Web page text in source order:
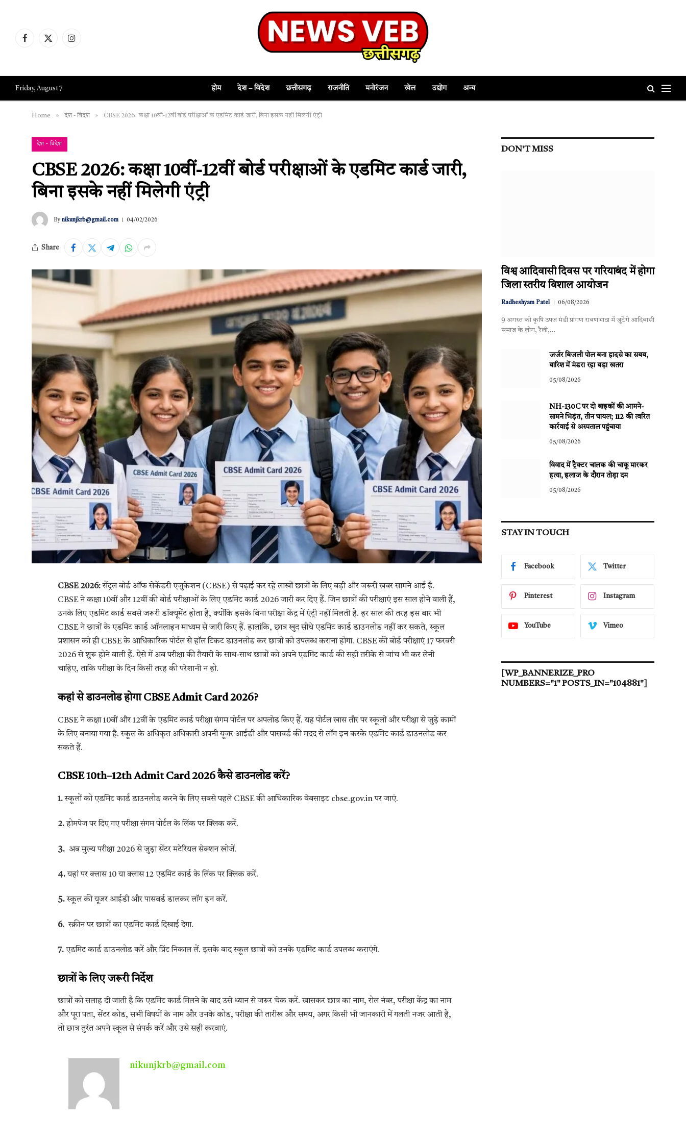
Facebook
X
Instagram
Friday, August 7 होम देश – विदेश छत्तीसगढ़ राजनीति मनोरंजन खेल उद्योग अन्य
Home » देश - विदेश » CBSE 2026: कक्षा 10वीं-12वीं बोर्ड परीक्षाओं के एडमिट कार्ड जारी, बिना इसके नहीं मिलेगी एंट्री
देश - विदेश
CBSE 2026: कक्षा 10वीं-12वीं बोर्ड परीक्षाओं के एडमिट कार्ड जारी,
बिना इसके नहीं मिलेगी एंट्री
By nikunjkrb@gmail.com 04/02/2026
Share
CBSE 2026:सेंट्रल बोर्ड ऑफ सेकेंडरी एजुकेशन (CBSE) से पढ़ाई कर रहे लाखों छात्रों के लिए बड़ी और जरूरी खबर सामने आई है.
CBSE ने कक्षा 10वीं और 12वीं की बोर्ड परीक्षाओं के लिए एडमिट कार्ड 2026 जारी कर दिए हैं. जिन छात्रों की परीक्षाएं इस साल होने वाली हैं,
उनके लिए एडमिट कार्ड सबसे जरूरी डॉक्यूमेंट होता है, क्योंकि इसके बिना परीक्षा केंद्र में एंट्री नहीं मिलती है. हर साल की तरह इस बार भी
CBSE ने छात्रों के एडमिट कार्ड ऑनलाइन माध्यम से जारी किए हैं. हालांकि, छात्र खुद सीधे एडमिट कार्ड डाउनलोड नहीं कर सकते, स्कूल
प्रशासन को ही CBSE के आधिकारिक पोर्टल से हॉल टिकट डाउनलोड कर छात्रों को उपलब्ध कराना होगा. CBSE की बोर्ड परीक्षाएं 17 फरवरी
2026 से शुरू होने वाली हैं. ऐसे में अब परीक्षा की तैयारी के साथ-साथ छात्रों को अपने एडमिट कार्ड की सही तरीके से जांच भी कर लेनी
चाहिए, ताकि परीक्षा के दिन किसी तरह की परेशानी न हो.
कहां से डाउनलोड होगा CBSE Admit Card 2026?
CBSE ने कक्षा 10वीं और 12वीं के एडमिट कार्ड परीक्षा संगम पोर्टल पर अपलोड किए हैं. यह पोर्टल खास तौर पर स्कूलों और परीक्षा से जुड़े कामों
के लिए बनाया गया है. स्कूल के अधिकृत अधिकारी अपनी यूजर आईडी और पासवर्ड की मदद से लॉग इन करके एडमिट कार्ड डाउनलोड कर
सकते हैं.
CBSE 10th–12th Admit Card 2026 कैसे डाउनलोड करें?
1.स्कूलों को एडमिट कार्ड डाउनलोड करने के लिए सबसे पहले CBSE की आधिकारिक वेबसाइट cbse.gov.in पर जाएं.
2.होमपेज पर दिए गए परीक्षा संगम पोर्टल के लिंक पर क्लिक करें.
3.अब मुख्य परीक्षा 2026 से जुड़ा सेंटर मटेरियल सेक्शन खोजें.
4.यहां पर क्लास 10 या क्लास 12 एडमिट कार्ड के लिंक पर क्लिक करें.
5.स्कूल की यूजर आईडी और पासवर्ड डालकर लॉग इन करें.
6.स्क्रीन पर छात्रों का एडमिट कार्ड दिखाई देगा.
7.एडमिट कार्ड डाउनलोड करें और प्रिंट निकाल लें. इसके बाद स्कूल छात्रों को उनके एडमिट कार्ड उपलब्ध कराएंगे.
छात्रों के लिए जरूरी निर्देश
छात्रों को सलाह दी जाती है कि एडमिट कार्ड मिलने के बाद उसे ध्यान से जरूर चेक करें. खासकर छात्र का नाम, रोल नंबर, परीक्षा केंद्र का नाम
और पूरा पता, सेंटर कोड, सभी विषयों के नाम और उनके कोड, परीक्षा की तारीख और समय, अगर किसी भी जानकारी में गलती नजर आती है,
तो छात्र तुरंत अपने स्कूल से संपर्क करें और उसे सही करवाएं.
nikunjkrb@gmail.com
DON'T MISS
विश्व आदिवासी दिवस पर गरियाबंद में होगा
जिला स्तरीय विशाल आयोजन
Radheshyam Patel 06/08/2026
9 अगस्त को कृषि उपज मंडी प्रांगण रावणभाठा में जुटेंगे आदिवासी
समाज के लोग, रैली,…
जर्जर बिजली पोल बना हादसे का सबब,
बारिश में मंडरा रहा बड़ा खतरा
05/08/2026
NH-130C पर दो बाइकों की आमने-
सामने भिड़ंत, तीन घायल; 112 की त्वरित
कार्रवाई से अस्पताल पहुंचाया
05/08/2026
विवाद में ट्रैक्टर चालक की चाकू मारकर
हत्या, इलाज के दौरान तोड़ा दम
05/08/2026
STAY IN TOUCH
Facebook Twitter
Pinterest Instagram
YouTube Vimeo
[WP_BANNERIZE_PRO
NUMBERS="1" POSTS_IN="104881"]